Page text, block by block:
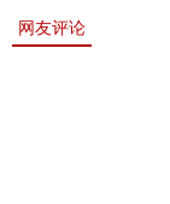
网友评论